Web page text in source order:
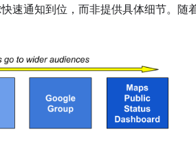
速通知到位，而非提供具体细节。随